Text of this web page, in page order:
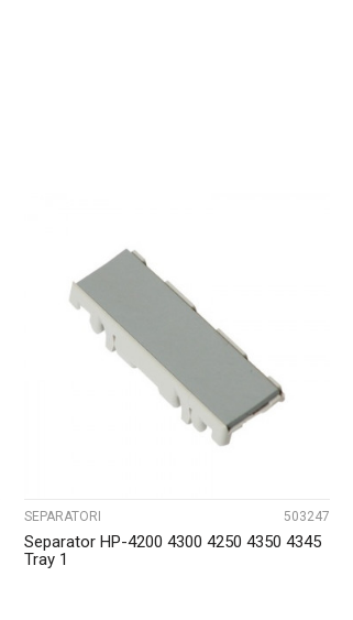
SEPARATORI 503247
Separator HP-4200 4300 4250 4350 4345
Tray 1